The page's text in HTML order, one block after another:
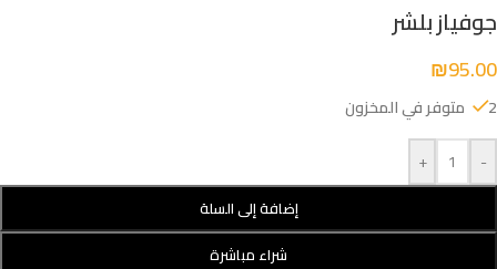
جوفياز بلشر
₪95.00
2 متوفر في المخزون
-
+
إضافة إلى السلة
شراء مباشرة